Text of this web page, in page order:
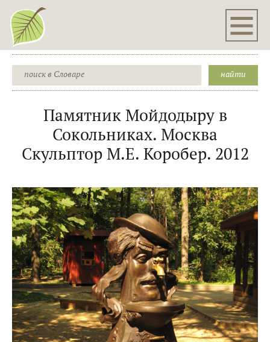
Памятник Мойдодыру в
Сокольниках. Москва
Скульптор М.Е. Коробер. 2012